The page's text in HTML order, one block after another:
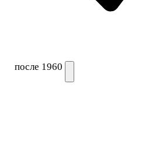
после 1960